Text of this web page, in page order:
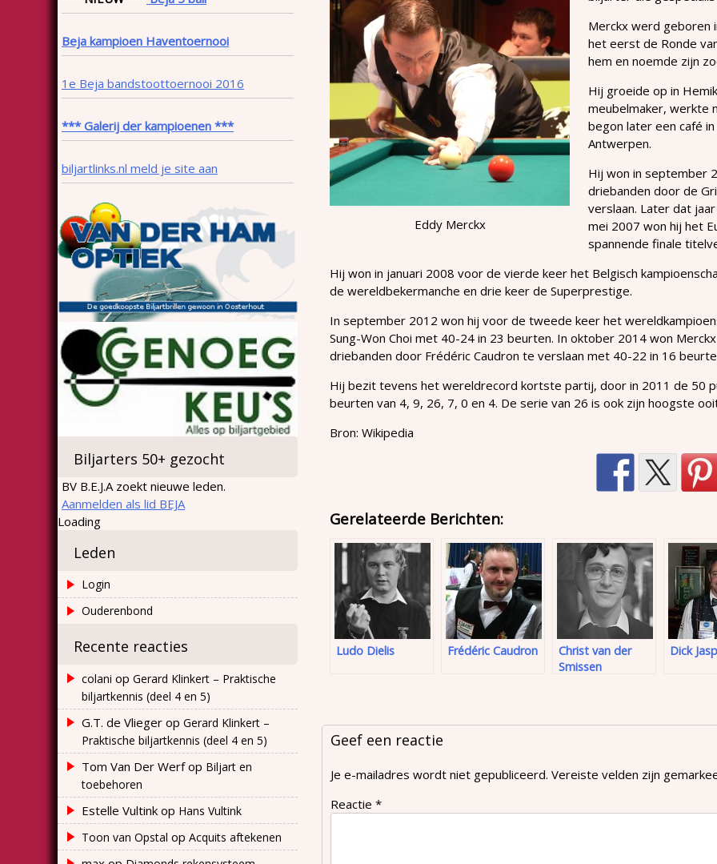
Eddy Merckx
Merckx werd geboren
het eerst de Ronde
hem en noemde zijn
Hij groeide op in
meubelmaker, werkte
begon later een café
Antwerpen.
Hij won in september
driebanden door de
verslaan. Later dat
mei 2007 won hij het
spannende finale
Hij won in januari 2008 voor de vierde keer het Belgisch
de wereldbekermanche en drie keer de Superprestige.
In september 2012 won hij voor de tweede keer het
Sung-Won Choi met 40-24 in 23 beurten. In oktober 2014 won
driebanden door Frédéric Caudron te verslaan met 40-22 in 16
Hij bezit tevens het wereldrecord kortste partij, door in 2011 de 50
beurten van 4, 9, 26, 7, 0 en 4. De serie van 26 is ook zijn hoogste
Bron: Wikipedia
Gerelateerde Berichten:
Ludo Dielis Frédéric Caudron
Christ van der
Smissen
Dick
Geef een reactie
Je e-mailadres wordt niet gepubliceerd. Vereiste velden zijn
Reactie *
Beja kampioen Haventoernooi
1e Beja bandstoottoernooi 2016
*** Galerij der kampioenen ***
biljartlinks.nl meld je site aan
Biljarters 50+ gezocht
BV B.E.J.A zoekt nieuwe leden.
Aanmelden als lid BEJA
Loading
Leden
Login
Ouderenbond
Recente reacties
colani op Gerard Klinkert – Praktische
biljartkennis (deel 4 en 5)
G.T. de Vlieger op Gerard Klinkert –
Praktische biljartkennis (deel 4 en 5)
Tom Van Der Werfop Biljart en
toebehoren
Estelle Vultink op Hans Vultink
Toon van Opstal op Acquits aftekenen